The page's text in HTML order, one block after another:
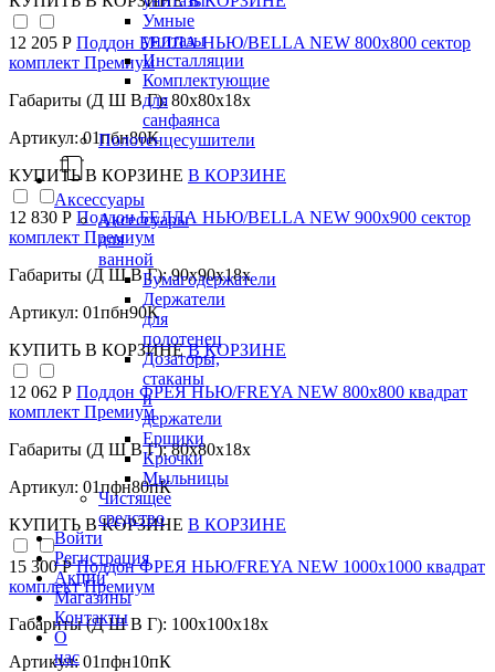
Умные
унитазы
Инсталляции
Комплектующие
для
санфаянса
Полотенцесушители
Аксессуары
Аксессуары
для
ванной
Бумагодержатели
Держатели
для
полотенец
Дозаторы,
стаканы
и
держатели
Ершики
Крючки
Мыльницы
Чистящее
средство
Войти
Регистрация
Акции
Магазины
Контакты
О
нас
12 205 Р Поддон БЕЛЛА НЬЮ/BELLA NEW 800х800 сектор
комплект Премиум
Габариты (Д Ш В Г): 80x80x18x
Артикул: 01пбн80К
КУПИТЬ В КОРЗИНЕ В КОРЗИНЕ
12 830 Р Поддон БЕЛЛА НЬЮ/BELLA NEW 900х900 сектор
комплект Премиум
Габариты (Д Ш В Г): 90x90x18x
Артикул: 01пбн90К
КУПИТЬ В КОРЗИНЕ В КОРЗИНЕ
12 062 Р Поддон ФРЕЯ НЬЮ/FREYA NEW 800х800 квадрат
комплект Премиум
Габариты (Д Ш В Г): 80x80x18x
Артикул: 01пфн80пК
КУПИТЬ В КОРЗИНЕ В КОРЗИНЕ
15 300 РПоддон ФРЕЯ НЬЮ/FREYA NEW 1000х1000 квадрат
комплект Премиум
Габариты (Д Ш В Г): 100x100x18x
Артикул: 01пфн10пК